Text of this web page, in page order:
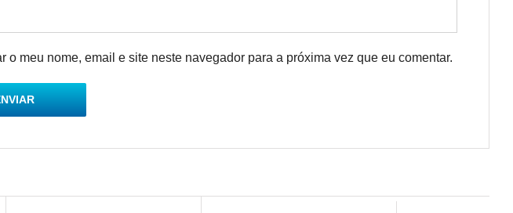
o meu nome, email e site neste navegador para a próxima vez que eu comentar.